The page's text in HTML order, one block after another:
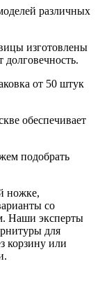
различных
изготовлены
долговечность.
от 50 штук
обеспечивает
подобрать
ножке,
со
Наши эксперты
для
корзину или